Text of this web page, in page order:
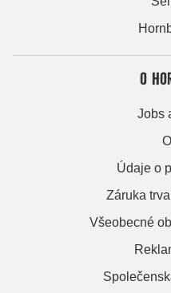
O
Jobs
Údaje o
Záruka
Všeobecné